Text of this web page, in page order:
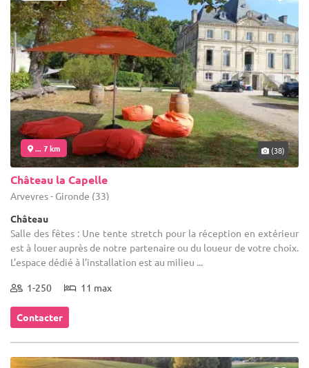
... 7 km (38)
Château la Capelle
Arveyres - Gironde (33)
Château
Salle des fêtes : Une tente stretch pour la réception en extérieur
est à louer auprès de notre partenaire ou du loueur de votre choix.
L’espace dédié à l’installation est au milieu ...
1-250 11 max
Contacter